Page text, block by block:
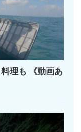
理も 《動画あ